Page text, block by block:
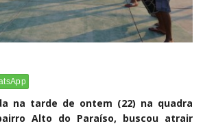
na tarde de ontem (22) na quadra
Alto do Paraíso, buscou atrair